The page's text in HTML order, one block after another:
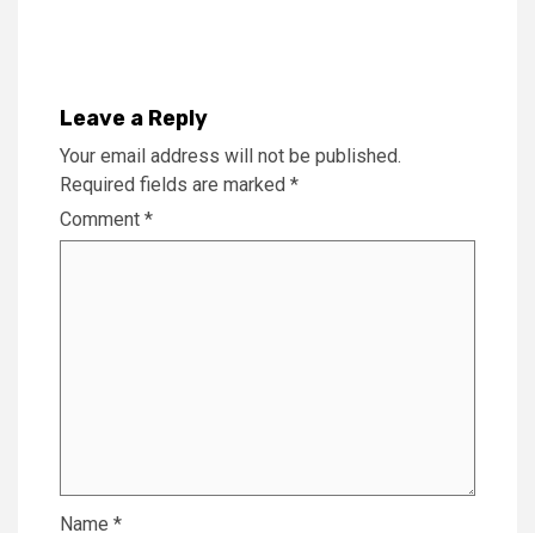
Leave a Reply
Your email address will not be published.
Required fields are marked *
Comment *
Name *